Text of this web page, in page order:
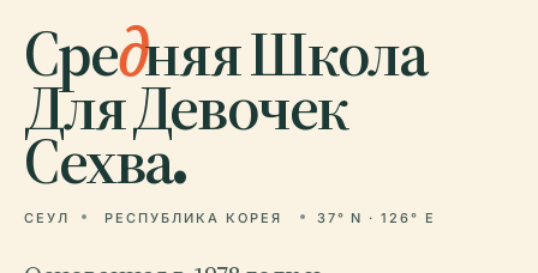
Средняя Школа
Для Девочек
Сехва.
СЕУЛ РЕСПУБЛИКА КОРЕЯ 37° N · 126° E